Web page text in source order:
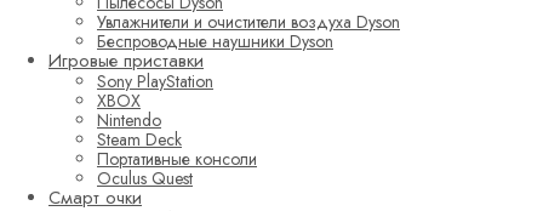
Увлажнители и очистители воздуха Dyson
Беспроводные наушники Dyson
Игровые приставки
Sony PlayStation
XBOX
Nintendo
Steam Deck
Портативные консоли
Oculus Quest
Смарт очки